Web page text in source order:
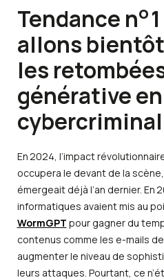
Tendance no
allons
les
générative
En 2024, l’impact
occupera le devant de la
émergeait déjà l’an dernier. En
informatiques avaient mis au
WormGPT pour gagner du
contenus comme les e-mails
augmenter le niveau de
leurs attaques. Pourtant, ce